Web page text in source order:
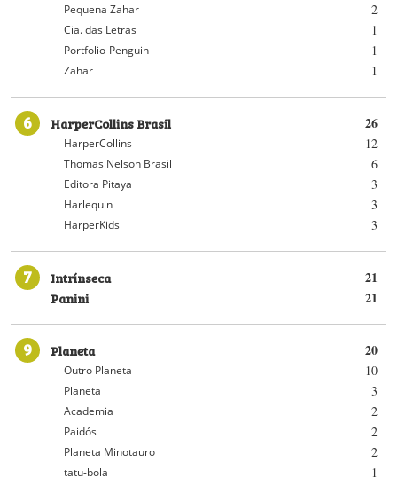
2
Pequena Zahar
1
Cia. das Letras
1
Portfolio-Penguin
1
Zahar
6 26
HarperCollins Brasil
12
HarperCollins
6
Thomas Nelson Brasil
3
Editora Pitaya
3
Harlequin
3
HarperKids
7 21
Intrínseca
21
Panini
9 20
Planeta
10
Outro Planeta
3
Planeta
2
Academia
2
Paidós
2
Planeta Minotauro
1
tatu-bola